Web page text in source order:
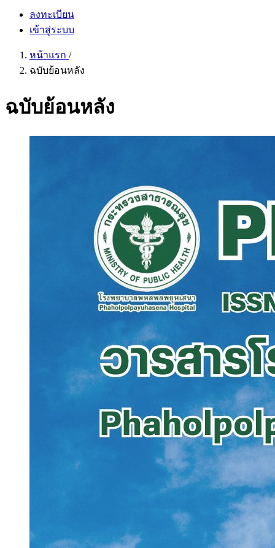
ลงทะเบียน
เข้าสู่ระบบ
หน้าแรก /
ฉบับย้อนหลัง
ฉบับย้อนหลัง